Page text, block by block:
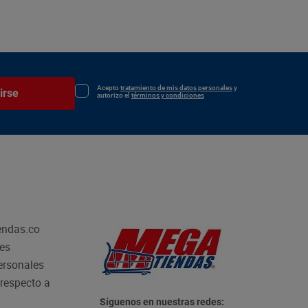
Aceptotratamiento de mis datos personalesy
autorizo el términos y condiciones
a
Síguenos en nuestras redes: